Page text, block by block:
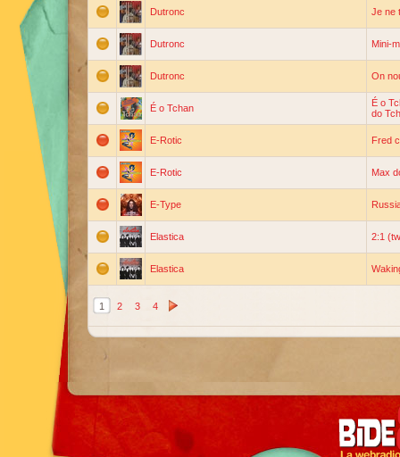
Dutronc Je ne
Dutronc Mini-
Dutronc On
É o Tchan
É o
do
E-Rotic Fred
E-Rotic Max
E-Type
Elastica 2:1
Elastica
1 2 3 4